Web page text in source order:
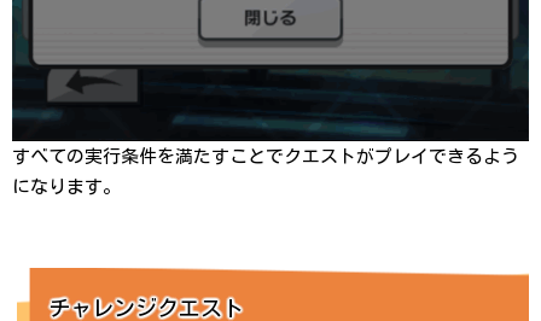
すべての実行条件を満たすことでクエストがプレイできるよう
になります。
チャレンジクエスト